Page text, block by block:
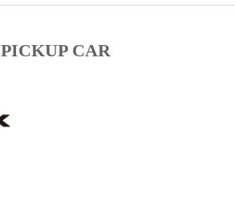
PICKUP CAR